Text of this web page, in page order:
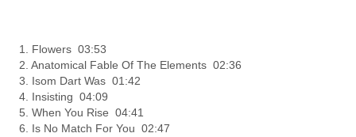
1. Flowers 03:53
2. Anatomical Fable Of The Elements 02:36
3. Isom Dart Was 01:42
4. Insisting 04:09
5. When You Rise 04:41
6. Is No Match For You 02:47